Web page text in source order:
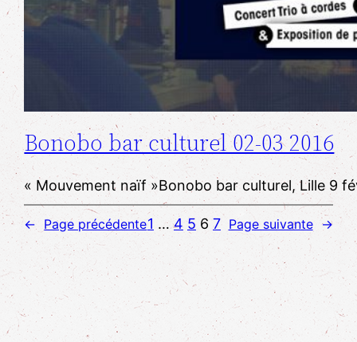
Bonobo bar culturel 02-03 2016
​« Mouvement naïf »​​Bonobo bar culturel, Lille 9
← Page précédente1 … 4 5 6 7 Page suivante →